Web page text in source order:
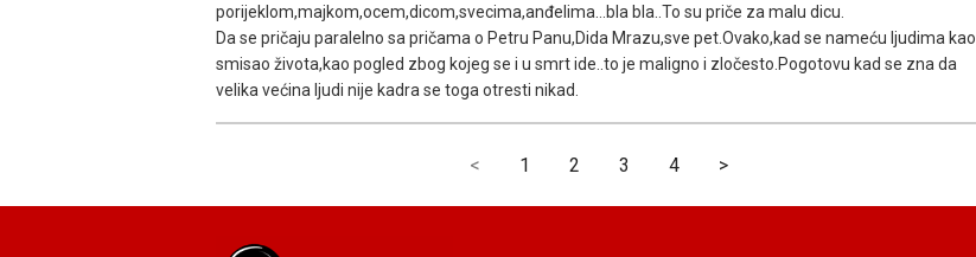
porijeklom,majkom,ocem,dicom,svecima,anđelima...bla bla..To su priče za malu dicu.
Da se pričaju paralelno sa pričama o Petru Panu,Dida Mrazu,sve pet.Ovako,kad se nameću ljudima kao
smisao života,kao pogled zbog kojeg se i u smrt ide..to je maligno i zločesto.Pogotovu kad se zna da
velika većina ljudi nije kadra se toga otresti nikad.
< 1 2 3 4 >